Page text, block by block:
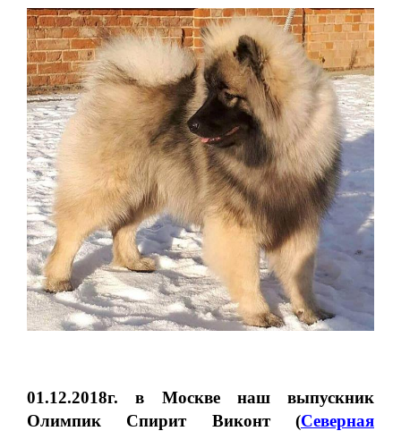
01.12.2018г. в Москве наш выпускник
Олимпик Спирит Виконт (Северная